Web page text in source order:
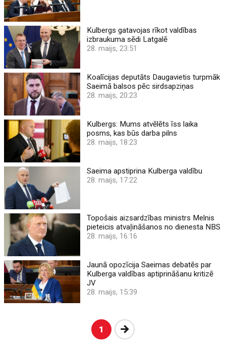
Kulbergs gatavojas rīkot valdības
izbraukuma sēdi Latgalē
28. maijs, 23:51
Koalīcijas deputāts Daugavietis turpmāk
Saeimā balsos pēc sirdsapziņas
28. maijs, 20:23
Kulbergs: Mums atvēlēts īss laika
posms, kas būs darba pilns
28. maijs, 18:23
Saeima apstiprina Kulberga valdību
28. maijs, 17:22
Topošais aizsardzības ministrs Melnis
pieteicis atvaļināšanos no dienesta NBS
28. maijs, 16:16
Jaunā opozīcija Saeimas debatēs par
Kulberga valdības aptiprināšanu kritizē
JV
28. maijs, 15:39
1 Nākošā